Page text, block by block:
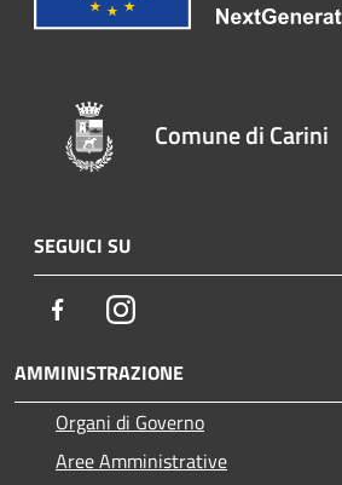
Comune di Carini
SEGUICI SU
FacebookInstagram
AMMINISTRAZIONE
Organi di Governo
Aree Amministrative